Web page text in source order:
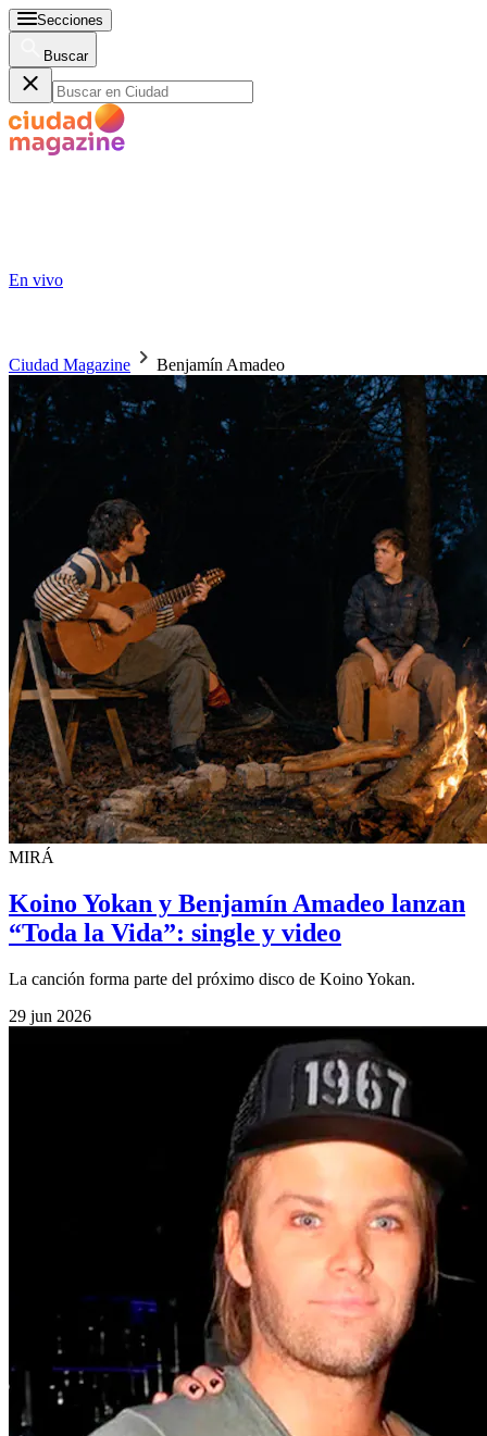
Secciones
Buscar
En vivo
Ciudad Magazine Benjamín Amadeo
MIRÁ
Koino Yokan y Benjamín Amadeo lanzan
“Toda la Vida”: single y video
La canción forma parte del próximo disco de Koino Yokan.
29 jun 2026